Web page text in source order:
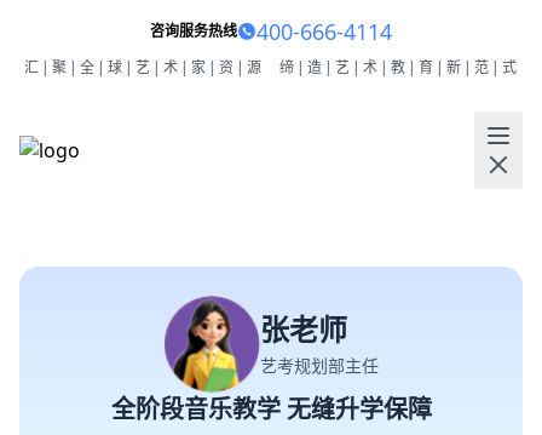
咨询服务热线 400-666-4114
汇|聚|全|球|艺|术|家|资|源 缔|造|艺|术|教|育|新|范|式
张老师
艺考规划部主任
全阶段音乐教学 无缝升学保障